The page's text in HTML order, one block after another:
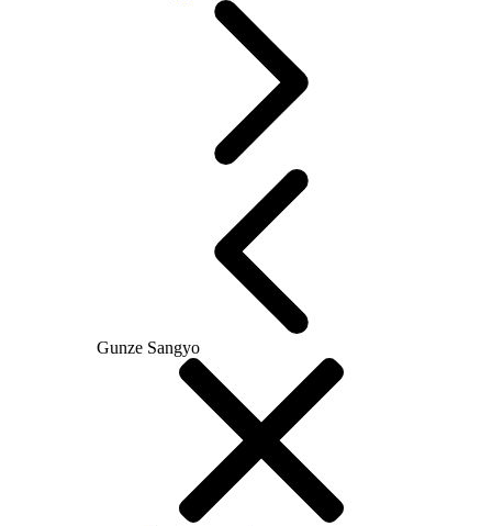
Gunze Sangyo